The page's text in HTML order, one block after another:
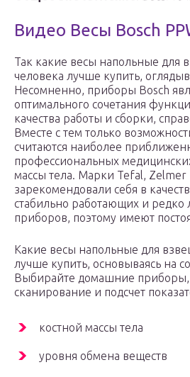
Видео Весы Bosch
Так какие весы напольные для
человека лучше купить,
Несомненно, приборы Bosch
оптимального сочетания
качества работы и сборки,
Вместе с тем только
считаются наиболее
профессиональных
массы тела. Марки Tefal, Zelmer
зарекомендовали себя в
стабильно работающих и редко
приборов, поэтому имеют
Какие весы напольные для
лучше купить, основываясь на
Выбирайте домашние
сканирование и подсчет
костной массы тела
уровня обмена веществ